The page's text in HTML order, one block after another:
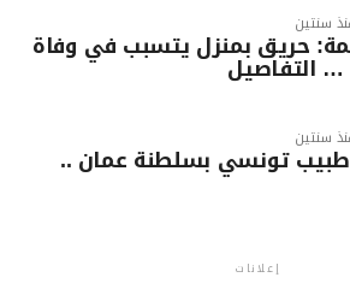
سنتين
حريق بمنزل يتسبب في وفاة
التفاصيل
سنتين
تونسي بسلطنة عمان ..
إعلانات